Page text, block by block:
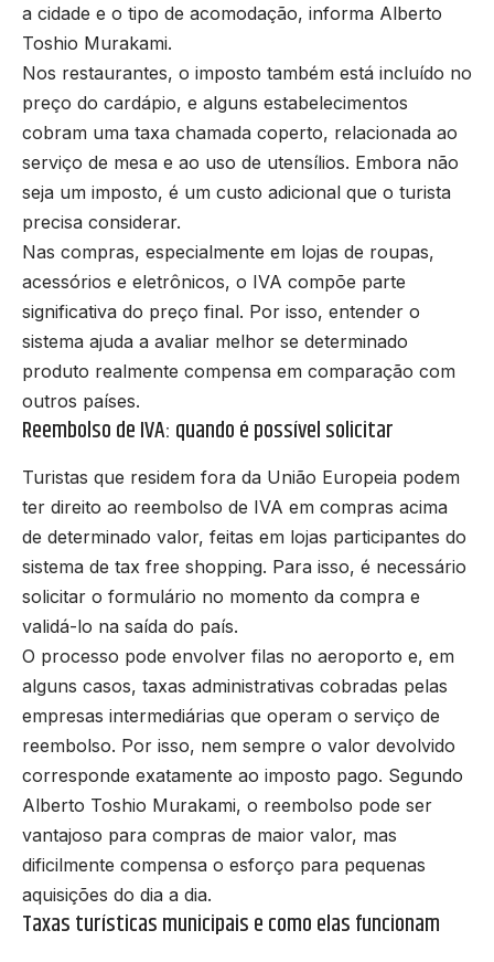
a cidade e o tipo de acomodação, informa Alberto
Toshio Murakami.
Nos restaurantes, o imposto também está incluído no
preço do cardápio, e alguns estabelecimentos
cobram uma taxa chamada coperto, relacionada ao
serviço de mesa e ao uso de utensílios. Embora não
seja um imposto, é um custo adicional que o turista
precisa considerar.
Nas compras, especialmente em lojas de roupas,
acessórios e eletrônicos, o IVA compõe parte
significativa do preço final. Por isso, entender o
sistema ajuda a avaliar melhor se determinado
produto realmente compensa em comparação com
outros países.
Reembolso de IVA: quando é possível solicitar
Turistas que residem fora da União Europeia podem
ter direito ao reembolso de IVA em compras acima
de determinado valor, feitas em lojas participantes do
sistema de tax free shopping. Para isso, é necessário
solicitar o formulário no momento da compra e
validá-lo na saída do país.
O processo pode envolver filas no aeroporto e, em
alguns casos, taxas administrativas cobradas pelas
empresas intermediárias que operam o serviço de
reembolso. Por isso, nem sempre o valor devolvido
corresponde exatamente ao imposto pago. Segundo
Alberto Toshio Murakami, o reembolso pode ser
vantajoso para compras de maior valor, mas
dificilmente compensa o esforço para pequenas
aquisições do dia a dia.
Taxas turísticas municipais e como elas funcionam